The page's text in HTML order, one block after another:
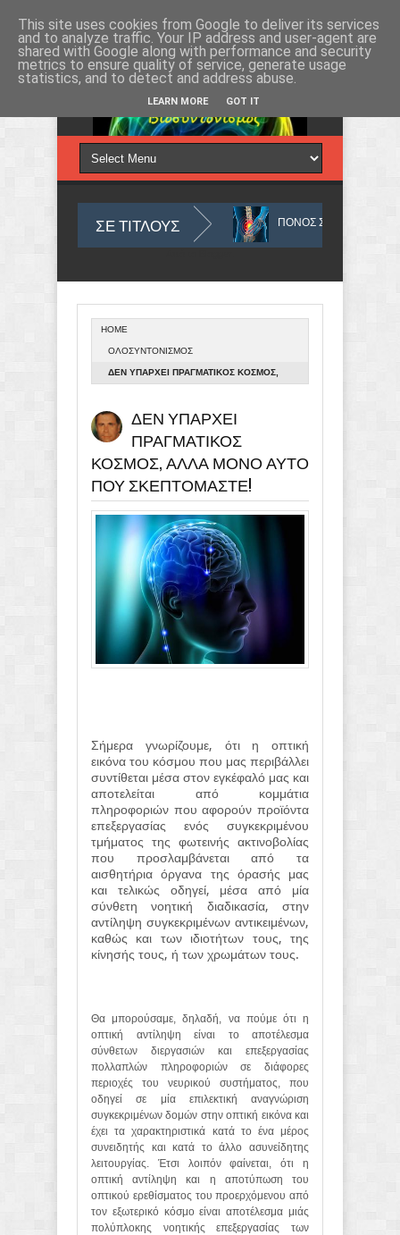
Πέμπτη 6, Αυγ 2026
ΣΕ ΤΙΤΛΟΥΣ
ΤΑ ΔΙΑΧΕΙΡΙΖΟΜΑΣΤΕ ΠΟΝΟΣ ΣΤΗ ΜΕΣΗ - ΕΝΤΟΠΙΣΜΟΣ ΚΑΙ
ΩΣ ΑΙΤΙΟ ΚΑΡΚΙΝΟΥ ΣΤΟΥΣ ΠΝΕΥΜΟΝΕΣ ΚΑΙ ΔΙΑΤΑΡΑΧΗΣ ΤΟΥ
HOME
ΟΛΟΣΥΝΤΟΝΙΣΜΟΣ
ΔΕΝ ΥΠΑΡΧΕΙ ΠΡΑΓΜΑΤΙΚΟΣ ΚΟΣΜΟΣ,
ΔΕΝ ΥΠΑΡΧΕΙ
ΠΡΑΓΜΑΤΙΚΟΣ
ΚΟΣΜΟΣ, ΑΛΛΑ ΜΟΝΟ ΑΥΤΟ
ΠΟΥ ΣΚΕΠΤΟΜΑΣΤΕ!
Σήμερα γνωρίζουμε, ότι η οπτική
εικόνα του κόσμου που μας περιβάλλει
συντίθεται μέσα στον εγκέφαλό μας και
αποτελείται από κομμάτια
πληροφοριών που αφορούν προϊόντα
επεξεργασίας ενός συγκεκριμένου
τμήματος της φωτεινής ακτινοβολίας
που προσλαμβάνεται από τα
αισθητήρια όργανα της όρασής μας
και τελικώς οδηγεί, μέσα από μία
σύνθετη νοητική διαδικασία, στην
αντίληψη συγκεκριμένων αντικειμένων,
καθώς και των ιδιοτήτων τους, της
κίνησής τους, ή των χρωμάτων τους.
Θα μπορούσαμε, δηλαδή, να πούμε ότι η
οπτική αντίληψη είναι το αποτέλεσμα
σύνθετων διεργασιών και επεξεργασίας
πολλαπλών πληροφοριών σε διάφορες
περιοχές του νευρικού συστήματος, που
οδηγεί σε μία επιλεκτική αναγνώριση
συγκεκριμένων δομών στην οπτική εικόνα και
έχει τα χαρακτηριστικά κατά το ένα μέρος
συνειδητής και κατά το άλλο ασυνείδητης
λειτουργίας. Έτσι λοιπόν φαίνεται, ότι η
οπτική αντίληψη και η αποτύπωση του
οπτικού ερεθίσματος του προερχόμενου από
τον εξωτερικό κόσμο είναι αποτέλεσμα μιάς
πολύπλοκης νοητικής επεξεργασίας των
This site uses cookies from Google to deliver its services
and to analyze traffic. Your IP address and user-agent are
shared with Google along with performance and security
metrics to ensure quality of service, generate usage
statistics, and to detect and address abuse.
LEARN MORE GOT IT